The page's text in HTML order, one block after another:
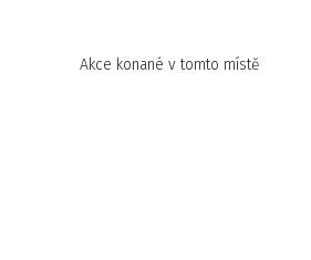
Akce konané v tomto místě